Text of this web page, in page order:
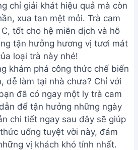
chỉ giải khát hiệu quả mà còn
xua tan mệt mỏi. Trà cam
tốt cho hệ miễn dịch và hỗ
tận hưởng hương vị tươi mát
loại trà này nhé!
khám phá công thức chế biến
dễ làm tại nhà chưa? Chỉ với
đã có ngay một ly trà cam
để tận hưởng những ngày
chi tiết ngay sau đây sẽ giúp
uống tuyệt vời này, đảm
vị khách khó tính nhất.